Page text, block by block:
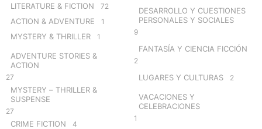
LITERATURE & FICTION 72
ACTION & ADVENTURE 1
MYSTERY & THRILLER 1
ADVENTURE STORIES &
ACTION
27
MYSTERY – THRILLER &
SUSPENSE
27
CRIME FICTION 4
DESARROLLO Y CUESTIONES
PERSONALES Y SOCIALES
9
FANTASÍA Y CIENCIA FICCIÓN
2
LUGARES Y CULTURAS 2
VACACIONES Y
CELEBRACIONES
1